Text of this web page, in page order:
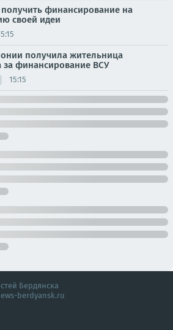
финансирование на
своей идеи
получила жительница
за финансирование ВСУ
15:15
Бердянска
berdyansk.ru